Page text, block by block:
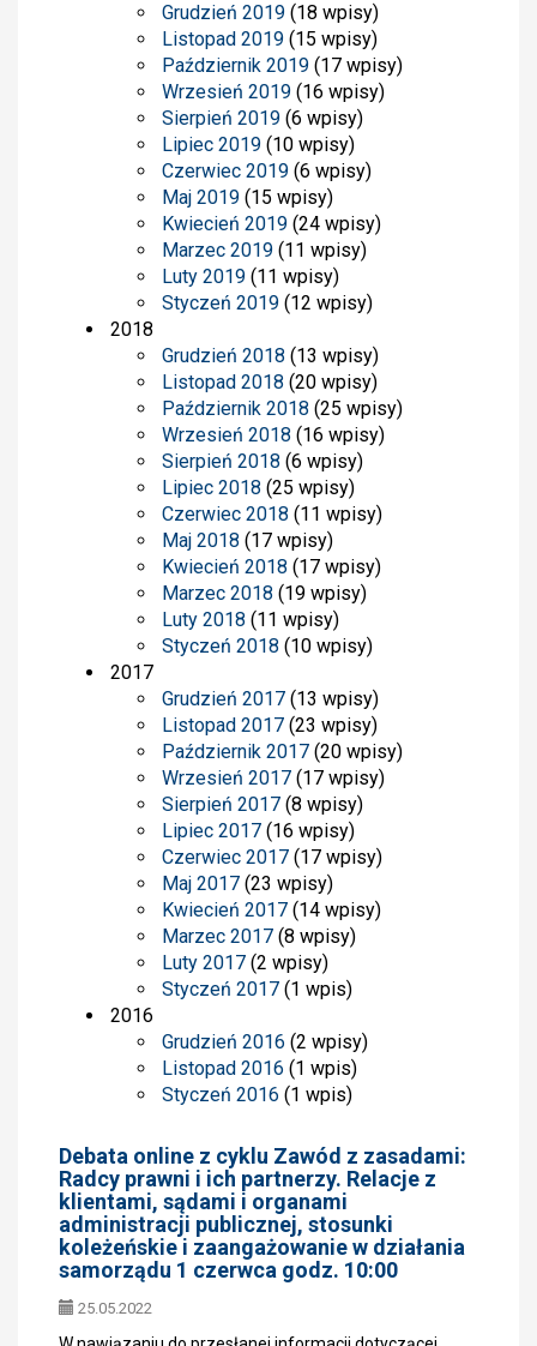
Grudzień 2019 (18 wpisy)
Listopad 2019 (15 wpisy)
Październik 2019 (17 wpisy)
Wrzesień 2019 (16 wpisy)
Sierpień 2019 (6 wpisy)
Lipiec 2019 (10 wpisy)
Czerwiec 2019 (6 wpisy)
Maj 2019 (15 wpisy)
Kwiecień 2019 (24 wpisy)
Marzec 2019 (11 wpisy)
Luty 2019 (11 wpisy)
Styczeń 2019 (12 wpisy)
2018
Grudzień 2018 (13 wpisy)
Listopad 2018 (20 wpisy)
Październik 2018 (25 wpisy)
Wrzesień 2018 (16 wpisy)
Sierpień 2018 (6 wpisy)
Lipiec 2018 (25 wpisy)
Czerwiec 2018 (11 wpisy)
Maj 2018 (17 wpisy)
Kwiecień 2018 (17 wpisy)
Marzec 2018 (19 wpisy)
Luty 2018 (11 wpisy)
Styczeń 2018 (10 wpisy)
2017
Grudzień 2017 (13 wpisy)
Listopad 2017 (23 wpisy)
Październik 2017 (20 wpisy)
Wrzesień 2017 (17 wpisy)
Sierpień 2017 (8 wpisy)
Lipiec 2017 (16 wpisy)
Czerwiec 2017 (17 wpisy)
Maj 2017 (23 wpisy)
Kwiecień 2017 (14 wpisy)
Marzec 2017 (8 wpisy)
Luty 2017 (2 wpisy)
Styczeń 2017 (1 wpis)
2016
Grudzień 2016 (2 wpisy)
Listopad 2016 (1 wpis)
Styczeń 2016 (1 wpis)
Debata online z cyklu Zawód z zasadami:
Radcy prawni i ich partnerzy. Relacje z
klientami, sądami i organami
administracji publicznej, stosunki
koleżeńskie i zaangażowanie w działania
samorządu 1 czerwca godz. 10:00
25.05.2022